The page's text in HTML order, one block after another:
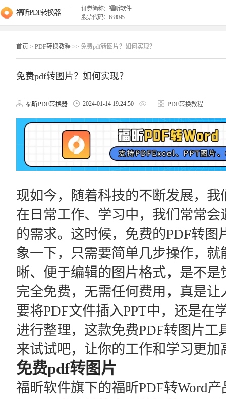
福昕PDF转换器
证券简称：福昕软件
股票代码：688095
首页 > PDF转换教程 >> 免费pdf转图片？如何实现？
免费pdf转图片？如何实现？
福昕PDF转换器 2024-01-14 19:24:50 PDF转换教程
现如今，随着科技的不断发展，
在日常工作、学习中，我们常常会
的需求。这时候，免费的PDF转
象一下，只需要简单几步操作，
晰、便于编辑的图片格式，是不
完全免费，无需任何费用，真是
要将PDF文件插入PPT中，还是在
进行整理，这款免费PDF转图片
来试试吧，让你的工作和学习更加
免费pdf转图片
福昕软件旗下的福昕PDF转Word